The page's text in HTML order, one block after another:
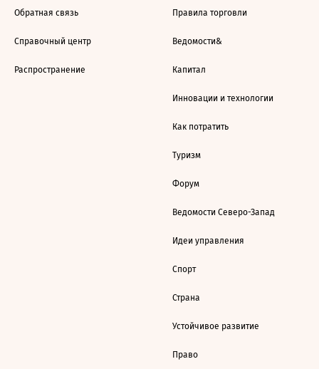
Обратная связь
Справочный центр
Распространение
Правила торговли
Ведомости&
Капитал
Инновации и технологии
Как потратить
Туризм
Форум
Ведомости Северо-Запад
Идеи управления
Спорт
Страна
Устойчивое развитие
Право